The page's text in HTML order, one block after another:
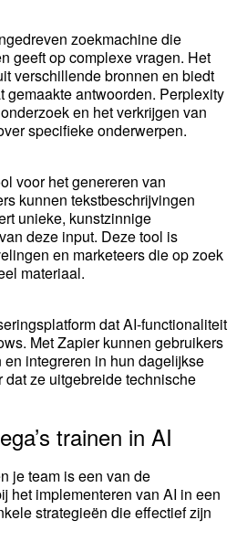
zoekmachine die
geeft op complexe vragen. Het
verschillende bronnen en biedt
gemaakte antwoorden. Perplexity
en het verkrijgen van
specifieke onderwerpen.
voor het genereren van
kunnen tekstbeschrijvingen
unieke, kunstzinnige
deze input. Deze tool is
en marketeers die op zoek
materiaal.
dat AI-functionaliteit
Met Zapier kunnen gebruikers
integreren in hun dagelijkse
ze uitgebreide technische
trainen in AI
je team is een van de
het implementeren van AI in een
strategieën die effectief zijn